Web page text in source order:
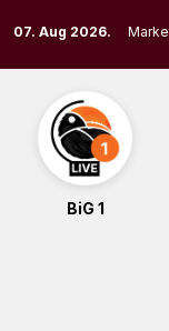
to
content
07. Aug 2026.
BiG 1